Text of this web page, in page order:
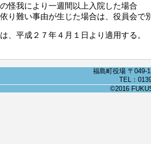
怪我により一週間以上入院した場合
り難い事由が生じた場合は、役員会で
平成２７年４月１日より適用する。
福島町役場 〒049-
TEL：
©2016